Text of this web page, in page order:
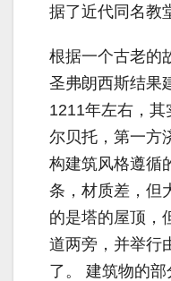
据了近代同名教
根据一个古老的
圣弗朗西斯结果
1211年左右，
尔贝托，第一方
构建筑风格遵循
条，材质差，但
的是塔的屋顶，
道两旁，并举行
了。 建筑物的